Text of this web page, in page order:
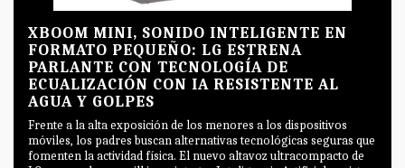
XBOOM MINI, SONIDO INTELIGENTE EN
FORMATO PEQUEÑO: LG ESTRENA
PARLANTE CON TECNOLOGÍA DE
ECUALIZACIÓN CON IA RESISTENTE AL
AGUA Y GOLPES
Frente a la alta exposición de los menores a los dispositivos
móviles, los padres buscan alternativas tecnológicas seguras que
fomenten la actividad física. El nuevo altavoz ultracompacto de